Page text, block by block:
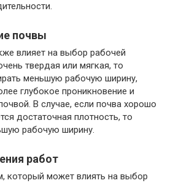
почвы
влияет на выбор рабочей
твердая или мягкая, то
меньшую рабочую ширину,
глубокое проникновение и
В случае, если почва хорошо
достаточная плотность, то
рабочую ширину.
работ
который может влиять на выбор